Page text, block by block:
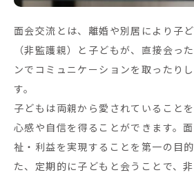
面会交流とは、離婚や別居により子
（非監護親）と子どもが、直接会っ
ンでコミュニケーションを取ったり
す。
子どもは両親から愛されていること
心感や自信を得ることができます。
祉・利益を実現することを第一の目
た、定期的に子どもと会うことで、